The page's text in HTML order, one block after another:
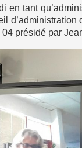
en tant
d’administration
04 présidé par